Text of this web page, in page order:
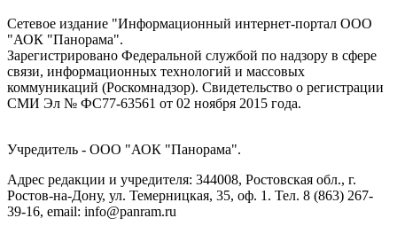
Сетевое издание "Информационный интернет-портал ООО
"АОК "Панорама".
Зарегистрировано Федеральной службой по надзору в сфере
связи, информационных технологий и массовых
коммуникаций (Роскомнадзор). Cвидетельство о регистрации
СМИ Эл № ФС77-63561 от 02 ноября 2015 года.
Учредитель - ООО "АОК "Панорама".
Адрес редакции и учредителя: 344008, Ростовская обл., г.
Ростов-на-Дону, ул. Темерницкая, 35, оф. 1. Тел. 8 (863) 267-
39-16, email: info@panram.ru